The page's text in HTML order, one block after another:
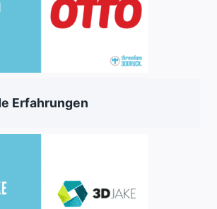
Erfahrungen